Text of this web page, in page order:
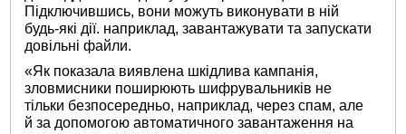
Підключившись, вони можуть виконувати в ній
будь-які дії. наприклад, завантажувати та запускати
довільні файли.
«Як показала виявлена ​​шкідлива кампанія,
зловмисники поширюють шифрувальників не
тільки безпосередньо, наприклад, через спам, але
й за допомогою автоматичного завантаження на